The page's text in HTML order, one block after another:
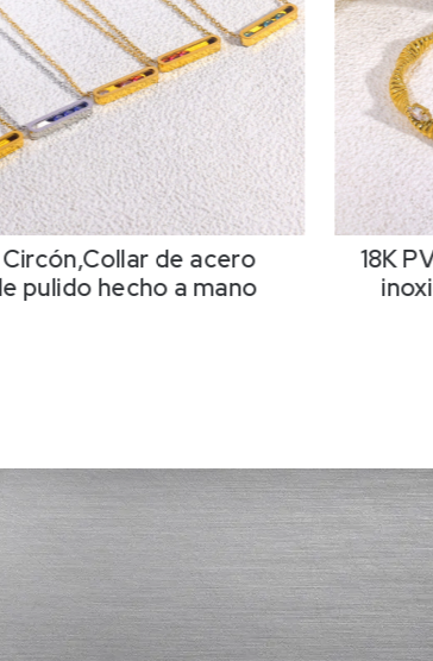
Circón,Collar de acero
pulido hecho a mano
18K